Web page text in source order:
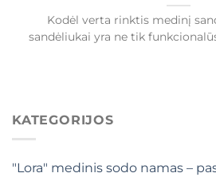
Kodėl verta rinktis medinį
sandėliukai yra ne tik
KATEGORIJOS
"Lora" medinis sodo namas –